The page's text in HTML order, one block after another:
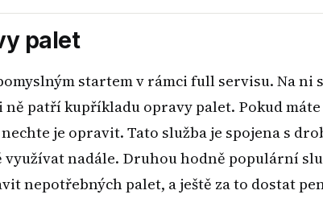
palet
startem v rámci full servisu. Na ni
ně patří kupříkladu opravy palet. Pokud
je opravit. Tato služba je spojena s
nadále. Druhou hodně populární
nepotřebných palet, a ještě za to dostat